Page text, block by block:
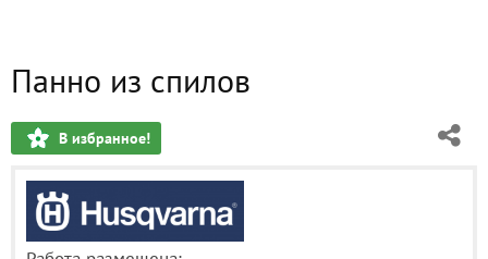
Панно из спилов
В избранное!